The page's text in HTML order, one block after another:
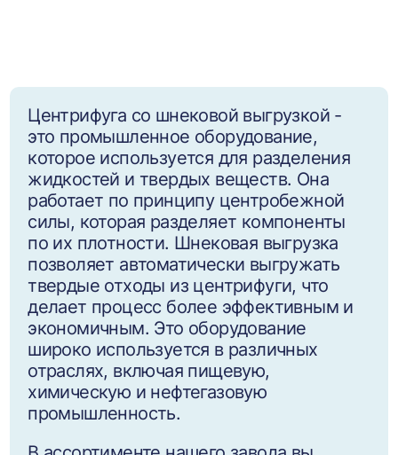
Центрифуга со шнековой выгрузкой -
это промышленное оборудование,
которое используется для разделения
жидкостей и твердых веществ. Она
работает по принципу центробежной
силы, которая разделяет компоненты
по их плотности. Шнековая выгрузка
позволяет автоматически выгружать
твердые отходы из центрифуги, что
делает процесс более эффективным и
экономичным. Это оборудование
широко используется в различных
отраслях, включая пищевую,
химическую и нефтегазовую
промышленность.